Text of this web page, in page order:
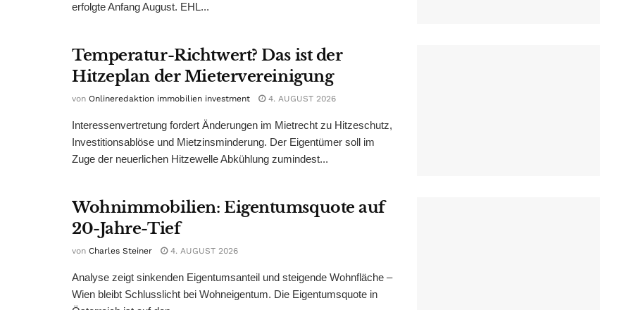
erfolgte Anfang August. EHL...
Temperatur-Richtwert? Das ist der
Hitzeplan der Mietervereinigung
von Onlineredaktion immobilien investment 4. AUGUST 2026
Interessenvertretung fordert Änderungen im Mietrecht zu Hitzeschutz,
Investitionsablöse und Mietzinsminderung. Der Eigentümer soll im
Zuge der neuerlichen Hitzewelle Abkühlung zumindest...
Wohnimmobilien: Eigentumsquote auf
20-Jahre-Tief
von Charles Steiner 4. AUGUST 2026
Analyse zeigt sinkenden Eigentumsanteil und steigende Wohnfläche –
Wien bleibt Schlusslicht bei Wohneigentum. Die Eigentumsquote in